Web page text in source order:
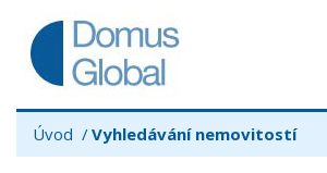
Úvod Vyhledávání nemovitostí